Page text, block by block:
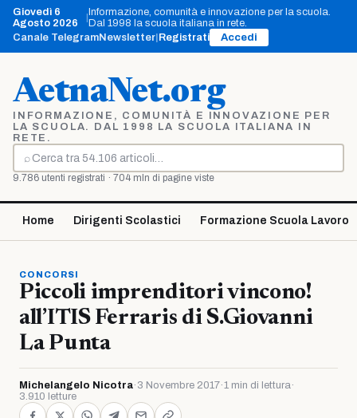
Vai
contenuto
Giovedì 6
Agosto 2026
Informazione, comunità e innovazione per la scuola.
Dal 1998 la scuola italiana in rete.
Canale TelegramNewsletter Registrati Accedi
AetnaNet.org
INFORMAZIONE, COMUNITÀ E INNOVAZIONE PER
LA SCUOLA. DAL 1998 LA SCUOLA ITALIANA IN
RETE.
⌕
Cerca
9.786 utenti registrati · 704 mln di pagine viste
Home Dirigenti Scolastici Formazione Scuola Lavoro
CONCORSI
Piccoli imprenditori vincono!
all’ITIS Ferraris di S.Giovanni
La Punta
Michelangelo Nicotra· 3 Novembre 2017·1 min di lettura·
3.910 letture